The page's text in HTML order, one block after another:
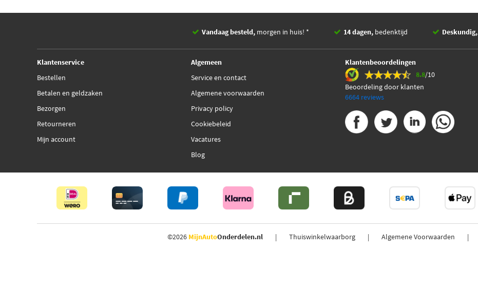
Vandaag besteld, morgen in huis! * 14 dagen, bedenktijd Deskundig,
Klantenservice
Bestellen
Betalen en geldzaken
Bezorgen
Retourneren
Mijn account
Algemeen
Service en contact
Algemene voorwaarden
Privacy policy
Cookiebeleid
Vacatures
Blog
Klantenbeoordelingen
8.8/10
Beoordeling door klanten
6664 reviews
©2026 MijnAutoOnderdelen.nl Thuiswinkelwaarborg Algemene Voorwaarden